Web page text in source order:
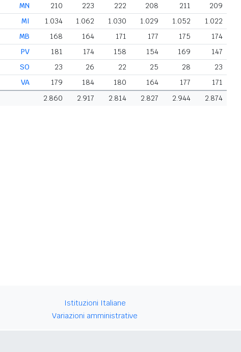
MN
210 223 222 208 211
209
MI
1.034 1.062 1.030 1.029 1.052
1.022
MB
168 164 171 177 175
174
PV
181 174 158 154 169
147
SO
23 26 22 25 28
23
VA
179 184 180 164 177
171
2.860 2.917 2.814 2.827 2.944 2.874
Istituzioni Italiane
Variazioni amministrative